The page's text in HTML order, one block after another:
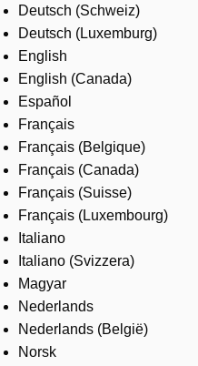
Where to buy
Contact us
Careers
Deutsch (Schweiz)
Deutsch (Luxemburg)
English
English (Canada)
Español
Français
Français (Belgique)
Français (Canada)
Français (Suisse)
Français (Luxembourg)
Italiano
Italiano (Svizzera)
Magyar
Nederlands
Nederlands (België)
Norsk